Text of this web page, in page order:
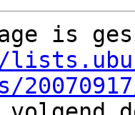
is